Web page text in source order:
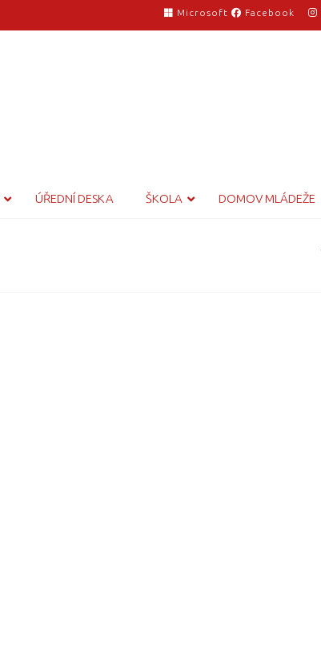
Microsoft Facebook
ÚŘEDNÍ DESKA ŠKOLA DOMOV MLÁDEŽE